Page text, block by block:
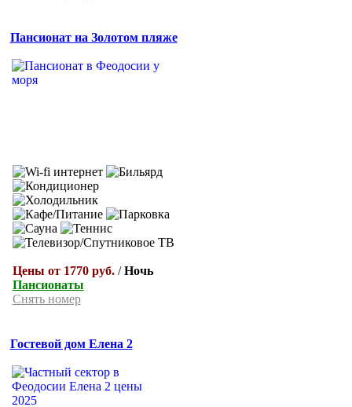
Пансионат на Золотом пляже
Цены от 1770 руб./Ночь
Пансионаты
Снять номер
Гостевой дом Елена 2